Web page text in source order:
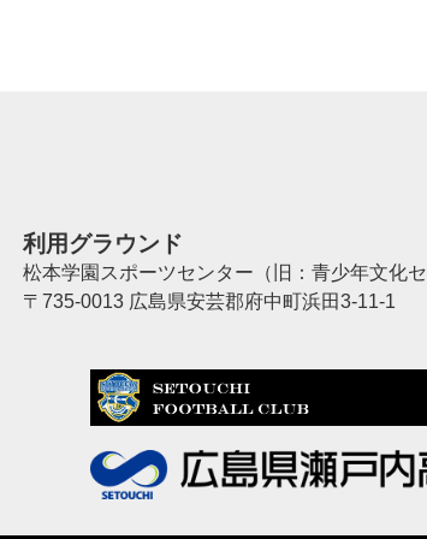
利用グラウンド
松本学園スポーツセンター（旧：青少年文化セ
〒735-0013 広島県安芸郡府中町浜田3-11-1